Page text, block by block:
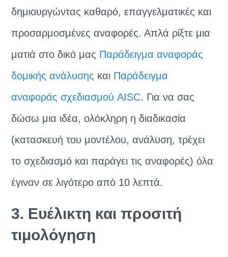
δημιουργώντας καθαρό, επαγγελματικές και
προσαρμοσμένες αναφορές. Απλά ρίξτε μια
ματιά στο δικό μας Παράδειγμα αναφοράς
δομικής ανάλυσης και Παράδειγμα
αναφοράς σχεδιασμού AISC. Για να σας
δώσω μια ιδέα, ολόκληρη η διαδικασία
(κατασκευή του μοντέλου, ανάλυση, τρέχει
το σχεδιασμό και παράγει τις αναφορές) όλα
έγιναν σε λιγότερο από 10 λεπτά.
3. Ευέλικτη και προσιτή
τιμολόγηση